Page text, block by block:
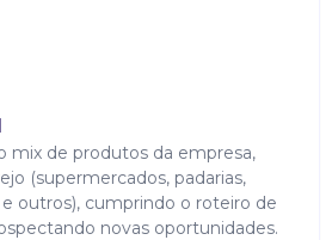
mix de produtos da empresa,
(supermercados, padarias,
outros), cumprindo o roteiro de
novas oportunidades.